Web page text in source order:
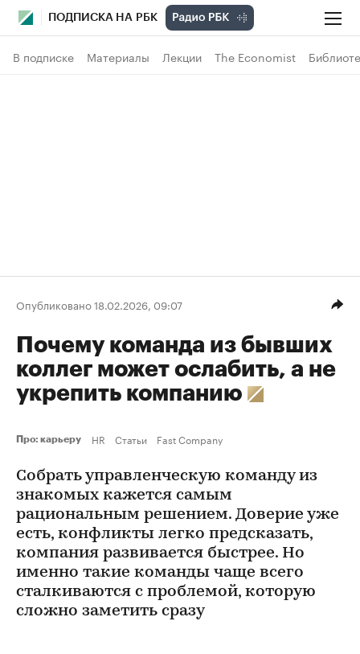
ПОДПИСКА НА РБК
В подписке Материалы Лекции The Economist
Опубликовано 18.02.2026, 09:07
Почему команда из бывших
коллег может ослабить, а не
укрепить компанию
Про: карьеру HR Статьи Fast Company
Собрать управленческую команду из
знакомых кажется самым
рациональным решением. Доверие уже
есть, конфликты легко предсказать,
компания развивается быстрее. Но
именно такие команды чаще всего
сталкиваются с проблемой, которую
сложно заметить сразу